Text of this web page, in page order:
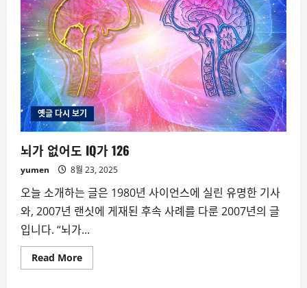
옛글 다시 보기
뇌가 없어도 IQ가 126
yumen 8월 23, 2025
오늘 소개하는 글은 1980년 사이언스에 실린 유명한 기사
와, 2007년 랜싯에 게재된 후속 사례를 다룬 2007년의 글
입니다. “뇌가...
Read MoreRead
more